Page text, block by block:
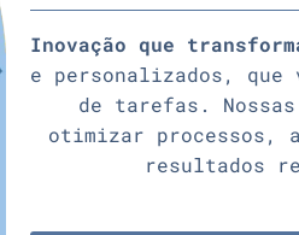
Inovação que
e personalizados, que
de tarefas.
otimizar processos,
resultados